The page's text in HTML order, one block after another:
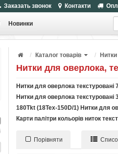
Заказать звонок Контакти
Новинки
Каталог товарів
Нитки для оверлока,
Нитки для оверлока текстуровані
Нитки для оверлока текстуровані
180Tkt (18Tex-150D/1) Нитки для
Карти палітри кольорів ниток
Порівняти